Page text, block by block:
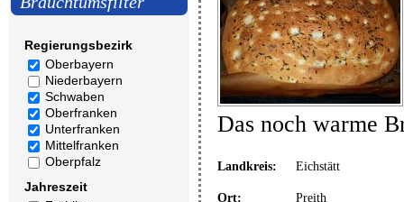
Regierungsbezirk
Oberbayern
Niederbayern
Schwaben
Oberfranken
Unterfranken
Mittelfranken
Oberpfalz
Jahreszeit
Das noch warme
Landkreis: Eichstätt
Ort: Preith